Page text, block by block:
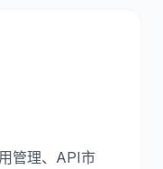
管理、API市